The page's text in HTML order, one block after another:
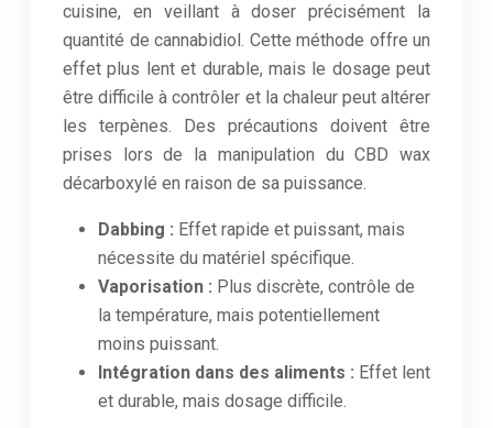
cuisine, en veillant à doser précisément la
quantité de cannabidiol. Cette méthode offre un
effet plus lent et durable, mais le dosage peut
être difficile à contrôler et la chaleur peut altérer
les terpènes. Des précautions doivent être
prises lors de la manipulation du CBD wax
décarboxylé en raison de sa puissance.
Dabbing : Effet rapide et puissant, mais
nécessite du matériel spécifique.
Vaporisation : Plus discrète, contrôle de
la température, mais potentiellement
moins puissant.
Intégration dans des aliments : Effet lent
et durable, mais dosage difficile.